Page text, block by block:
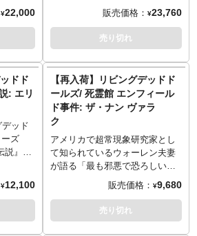
レス、
ェン
ダン
多少の傷やダメージがある場合
もございます。
ッキー
ィフ
す！
も前
」チ
生し
のつな
。人
まった
ング
ジャ
ったの
かり
ーズ
¥22,000
年…ここに新たなLDDが解禁と
なりました！その名も「ザ・リ
ターン・オブ・ザ・リビングデ
ドから、一気に約18個所に増え
アクティブモードに。新造型と
なった頭部にはリアルなガラス
調の素材を使い、さらに眼球可
動を内蔵しました。
記念すべき2001年のシリーズ1
から今まで多くのバリエーショ
も言えるサディが、「ザ・リタ
ーン・オブ・ザ・リビングデッ
ド」第一弾としてラインナップ
販売価格： ¥23,760
売り切れ
ドド
: エリ
ッド
ーズ
』か
からの
の
ブラ
¥12,100
【再入荷】リビングデッドド
ールズ/ 死霊館 エンフィール
ド事件: ザ・ナン ヴァラ
ク
アメリカで超常現象研究家とし
て知られているウォーレン夫妻
が語る「最も邪悪で恐ろしい事
件」をモデルに、『ソウ』シリ
ーズなどで有名なジェームズ・
ワン監督がメガホンをとった映
画『死霊館』。1作目のヒットを
販売価格： ¥9,680
売り切れ